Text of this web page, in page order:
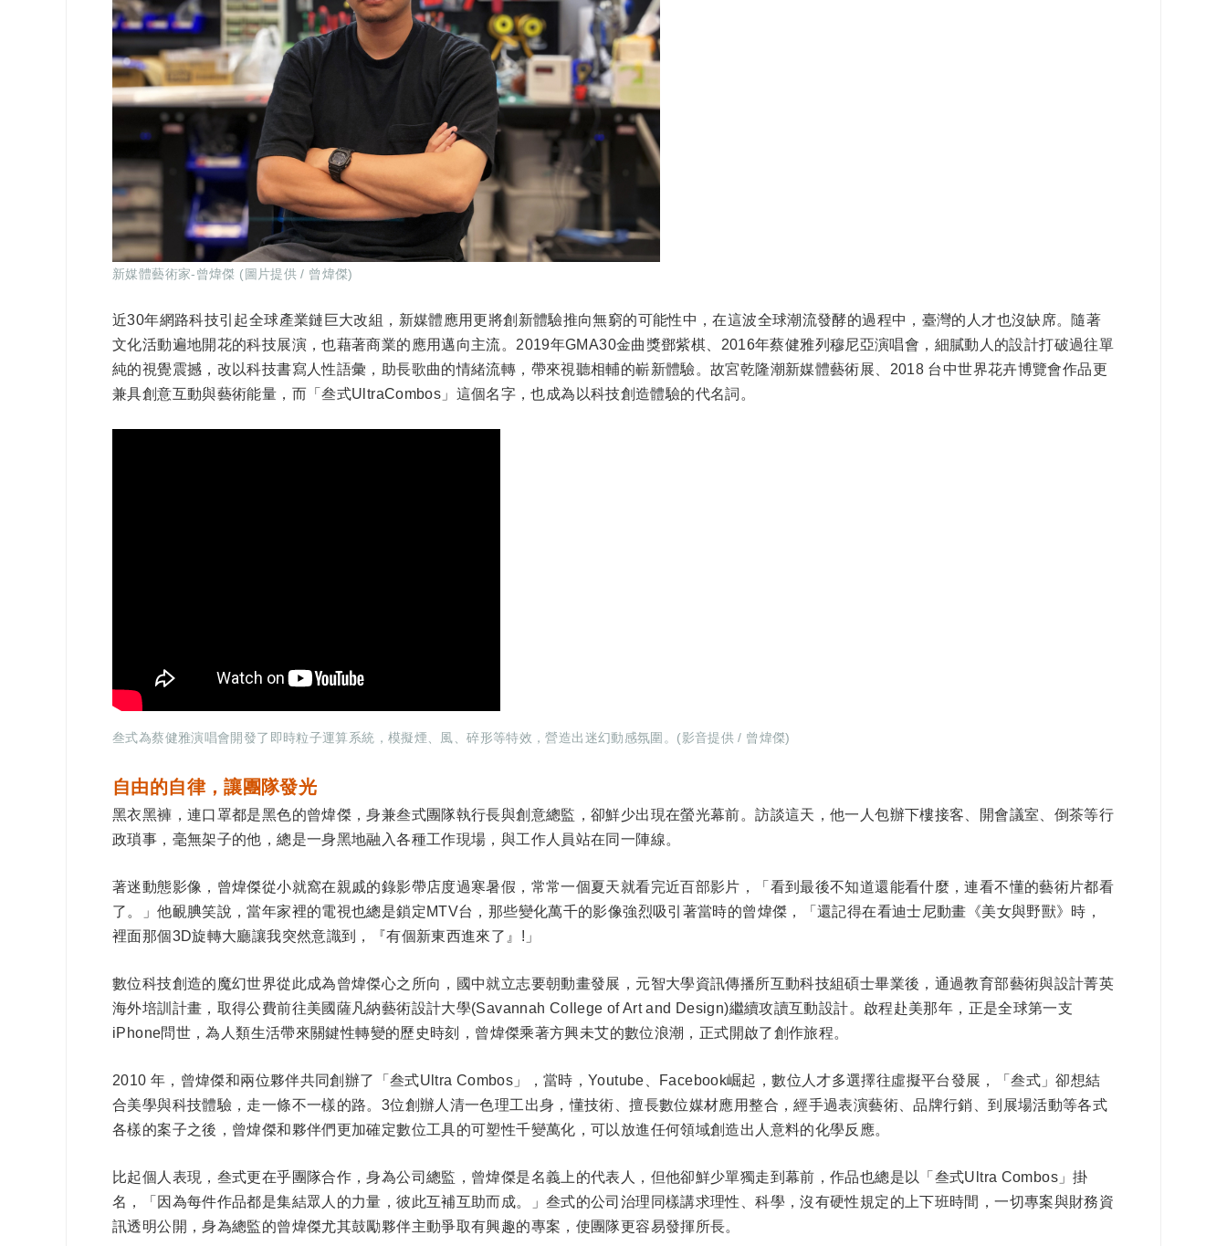
新媒體藝術家-曾煒傑 ( 圖片提供 / 曾煒傑)
近30年網路科技引起全球產業鏈巨大改組，新媒體應用更將創新體驗推向無窮的可能性中，在這波全球潮流發酵的過程中，臺灣的人才也沒缺席。隨著
文化活動遍地開花的科技展演，也藉著商業的應用邁向主流。2019年GMA30金曲獎鄧紫棋、2016年蔡健雅列穆尼亞演唱會，細膩動人的設計打破過往單
純的視覺震撼，改以科技書寫人性語彙，助長歌曲的情緒流轉，帶來視聽相輔的嶄新體驗。故宮乾隆潮新媒體藝術展、2018 台中世界花卉博覽會作品更
兼具創意互動與藝術能量，而「叁式UltraCombos」這個名字，也成為以科技創造體驗的代名詞。
叁式為蔡健雅演唱會開發了即時粒子運算系統，模擬煙、風、碎形等特效，營造出迷幻動感氛圍。(影音提供 / 曾煒傑)
自由的自律，讓團隊發光
黑衣黑褲，連口罩都是黑色的曾煒傑，身兼叁式團隊執行長與創意總監，卻鮮少出現在螢光幕前。訪談這天，他一人包辦下樓接客、開會議室、倒茶等行
政瑣事，毫無架子的他，總是一身黑地融入各種工作現場，與工作人員站在同一陣線。
著迷動態影像，曾煒傑從小就窩在親戚的錄影帶店度過寒暑假，常常一個夏天就看完近百部影片，「看到最後不知道還能看什麼，連看不懂的藝術片都看
了。」他靦腆笑說，當年家裡的電視也總是鎖定MTV台，那些變化萬千的影像強烈吸引著當時的曾煒傑，「還記得在看迪士尼動畫《美女與野獸》時，
裡面那個3D旋轉大廳讓我突然意識到，『有個新東西進來了』!」
數位科技創造的魔幻世界從此成為曾煒傑心之所向，國中就立志要朝動畫發展，元智大學資訊傳播所互動科技組碩士畢業後，通過教育部藝術與設計菁英
海外培訓計畫，取得公費前往美國薩凡納藝術設計大學(Savannah College of Art and Design)繼續攻讀互動設計。啟程赴美那年，正是全球第一支
iPhone問世，為人類生活帶來關鍵性轉變的歷史時刻，曾煒傑乘著方興未艾的數位浪潮，正式開啟了創作旅程。
2010 年，曾煒傑和兩位夥伴共同創辦了「叁式Ultra Combos」，當時，Youtube、Facebook崛起，數位人才多選擇往虛擬平台發展，「叁式」卻想結
合美學與科技體驗，走一條不一樣的路。3位創辦人清一色理工出身，懂技術、擅長數位媒材應用整合，經手過表演藝術、品牌行銷、到展場活動等各式
各樣的案子之後，曾煒傑和夥伴們更加確定數位工具的可塑性千變萬化，可以放進任何領域創造出人意料的化學反應。
比起個人表現，叁式更在乎團隊合作，身為公司總監，曾煒傑是名義上的代表人，但他卻鮮少單獨走到幕前，作品也總是以「叁式Ultra Combos」掛
名，「因為每件作品都是集結眾人的力量，彼此互補互助而成。」叁式的公司治理同樣講求理性、科學，沒有硬性規定的上下班時間，一切專案與財務資
訊透明公開，身為總監的曾煒傑尤其鼓勵夥伴主動爭取有興趣的專案，使團隊更容易發揮所長。